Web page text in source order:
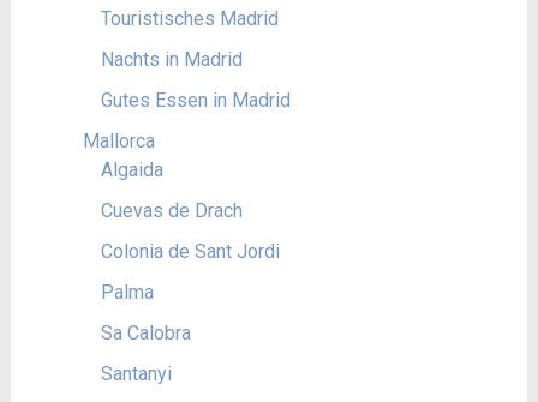
Touristisches Madrid
Nachts in Madrid
Gutes Essen in Madrid
Mallorca
Algaida
Cuevas de Drach
Colonia de Sant Jordi
Palma
Sa Calobra
Santanyi